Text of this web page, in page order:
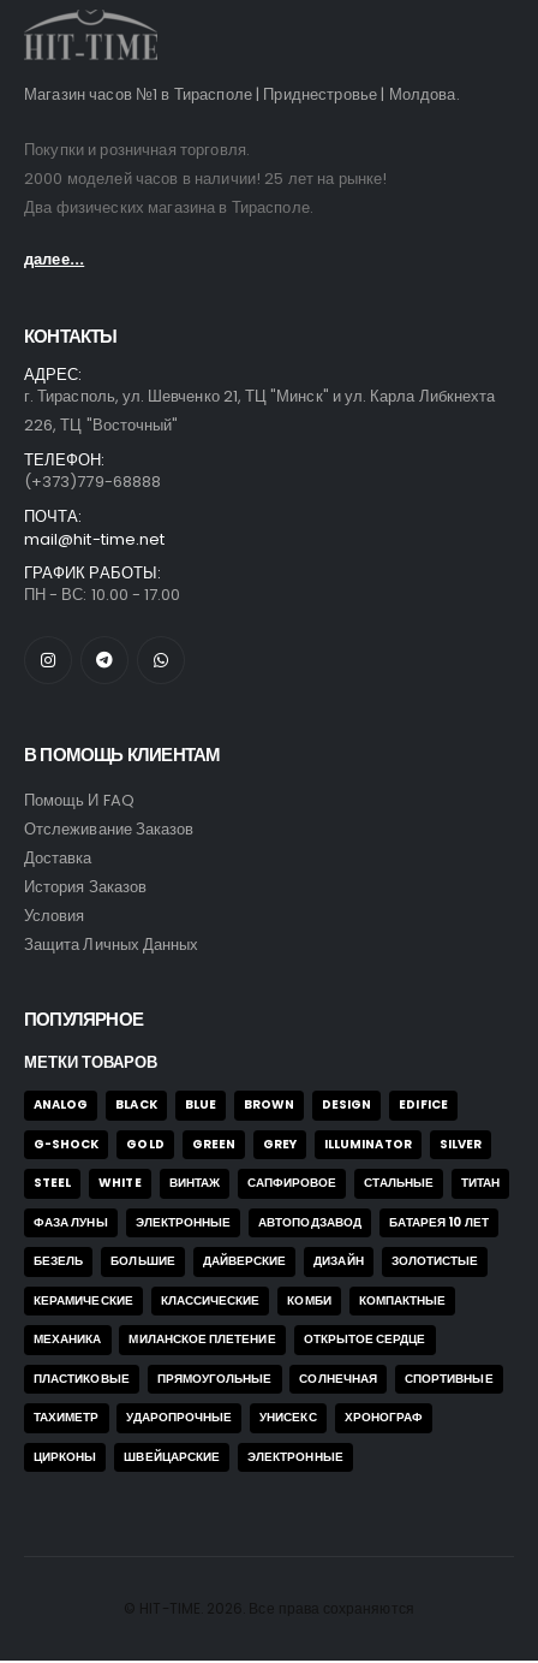
Магазин часов №1 в Тирасполе | Приднестровье | Молдова.
Покупки и розничная торговля.
2000 моделей часов в наличии! 25 лет на рынке!
Два физических магазина в Тирасполе.
далее...
КОНТАКТЫ
АДРЕС:
г. Тирасполь, ул. Шевченко 21, ТЦ "Минск" и ул. Карла Либкнехта
226, ТЦ "Восточный"
ТЕЛЕФОН:
(+373)779-68888
ПОЧТА:
mail@hit-time.net
ГРАФИК РАБОТЫ:
ПН - ВС: 10.00 - 17.00
В ПОМОЩЬ КЛИЕНТАМ
Помощь И FAQ
Отслеживание Заказов
Доставка
История Заказов
Условия
Защита Личных Данных
ПОПУЛЯРНОЕ
МЕТКИ ТОВАРОВ
ANALOG BLACK BLUE BROWN DESIGN EDIFICE
G-SHOCK GOLD GREEN GREY ILLUMINATOR SILVER
STEEL WHITE ВИНТАЖ САПФИРОВОЕ СТАЛЬНЫЕ ТИТАН
ФАЗА ЛУНЫ ЭЛЕКТРОННЫЕ АВТОПОДЗАВОД БАТАРЕЯ 10 ЛЕТ
БЕЗЕЛЬ БОЛЬШИЕ ДАЙВЕРСКИЕ ДИЗАЙН ЗОЛОТИСТЫЕ
КЕРАМИЧЕСКИЕ КЛАССИЧЕСКИЕ КОМБИ КОМПАКТНЫЕ
МЕХАНИКА МИЛАНСКОЕ ПЛЕТЕНИЕ ОТКРЫТОЕ СЕРДЦЕ
ПЛАСТИКОВЫЕ ПРЯМОУГОЛЬНЫЕ СОЛНЕЧНАЯ СПОРТИВНЫЕ
ТАХИМЕТР УДАРОПРОЧНЫЕ УНИСЕКС ХРОНОГРАФ
ЦИРКОНЫ ШВЕЙЦАРСКИЕ ЭЛЕКТРОННЫЕ
© HIT-TIME. 2026. Все права сохраняются